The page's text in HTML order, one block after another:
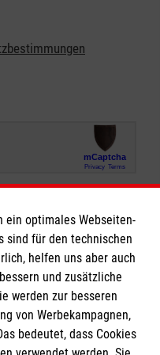
ein optimales Webseiten-
sind für den technischen
helfen uns aber auch
und zusätzliche
werden zur besseren
von Werbekampagnen,
bedeutet, dass Cookies